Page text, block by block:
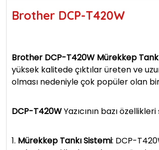
Brother DCP-T420W
Brother DCP-T420W Mürekkep
yüksek kalitede çıktılar üreten ve
olması nedeniyle çok popüler olan bir
DCP-T420WYazıcının bazı
1. Mürekkep Tankı Sistemi: DCP-